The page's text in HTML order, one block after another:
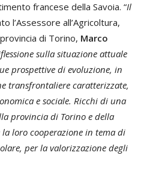
francese della Savoia. “Il
l’Assessore all’Agricoltura,
di Torino, Marco
sulla situazione attuale
prospettive di evoluzione, in
transfrontaliere caratterizzate,
e sociale. Ricchi di una
provincia di Torino e della
loro cooperazione in tema di
per la valorizzazione degli